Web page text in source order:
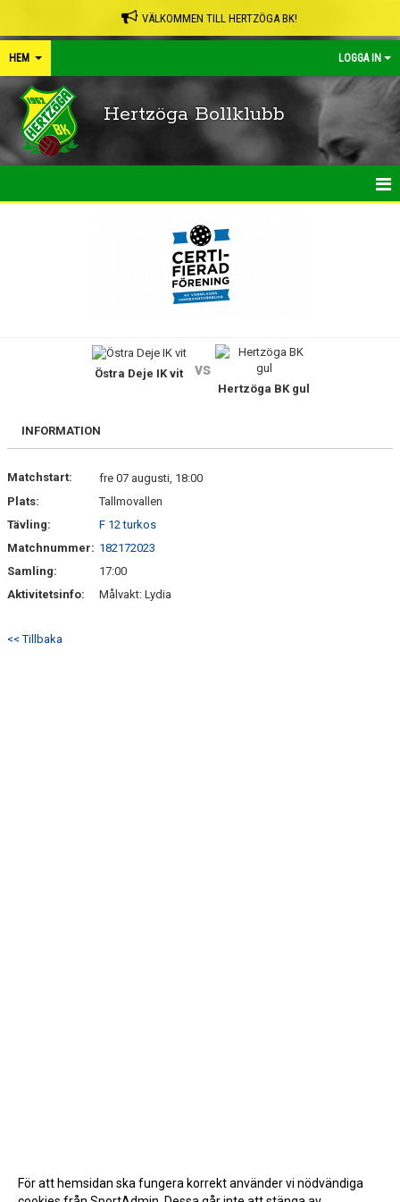
VÄLKOMMEN TILL HERTZÖGA BK!
HEM LOGGA IN
Hertzöga Bollklubb
BLI MEDLEM
KONTAKTER & LAG
FÖRENINGSDOKUMENT_GAMLA
FÖRENINGSDOKUMENT
Östra Deje IK vit vs
Hertzöga BK gul
INFORMATION
Matchstart:
fre 07 augusti, 18:00
Plats:
Tallmovallen
Tävling:
F 12 turkos
Matchnummer: 182172023
Samling:
17:00
Aktivitetsinfo:
Målvakt: Lydia
<< Tillbaka
För att hemsidan ska fungera korrekt använder vi nödvändiga